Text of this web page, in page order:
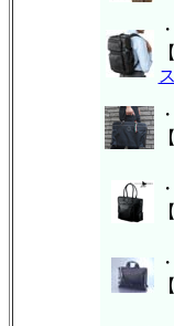
【
ス
【
【
【